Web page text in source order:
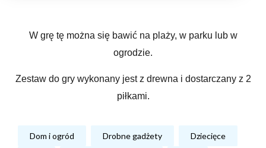
W grę tę można się bawić na plaży, w parku lub w
ogrodzie.
Zestaw do gry wykonany jest z drewna i dostarczany z 2
piłkami.
Dom i ogród Drobne gadżety Dziecięce